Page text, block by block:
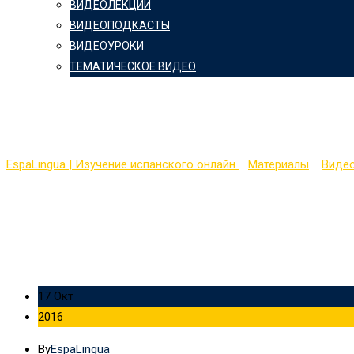
ВИДЕОЛЕКЦИИ
ВИДЕОПОДКАСТЫ
ВИДЕОУРОКИ
ТЕМАТИЧЕСКОЕ ВИДЕО
EspaLingua | Изучение испанского онлайн Материалы
17 Окт
2016
ByEspaLingua